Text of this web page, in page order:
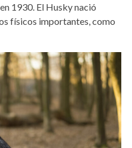
1930. El Husky nació
físicos importantes, como